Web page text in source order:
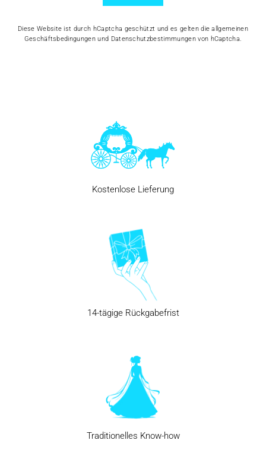
Diese Website ist durch hCaptcha geschützt und es gelten dieallgemeinen
Geschäftsbedingungenund Datenschutzbestimmungenvon hCaptcha.
Kostenlose Lieferung
14-tägige Rückgabefrist
Traditionelles Know-how